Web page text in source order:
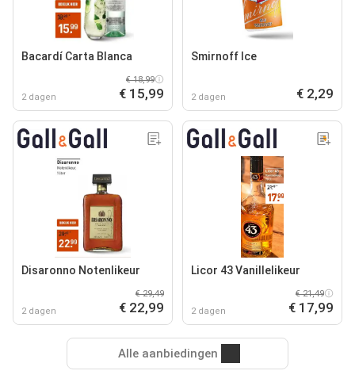
Bacardí Carta Blanca
2 dagen
€ 18,99
€ 15,99
Smirnoff Ice
2 dagen € 2,29
Disaronno Notenlikeur
2 dagen
€ 29,49
€ 22,99
Licor 43 Vanillelikeur
2 dagen
€ 21,49
€ 17,99
Alle aanbiedingen